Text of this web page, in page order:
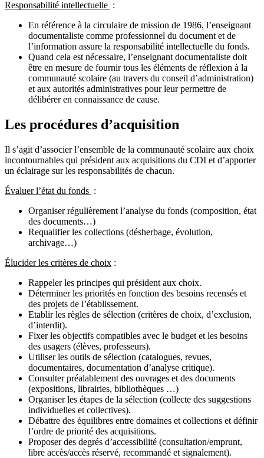
Responsabilité intellectuelle :
En référence à la circulaire de mission de 1986, l’enseignant
documentaliste comme professionnel du document et de
l’information assure la responsabilité intellectuelle du fonds.
Quand cela est nécessaire, l’enseignant documentaliste doit
être en mesure de fournir tous les éléments de réflexion à la
communauté scolaire (au travers du conseil d’administration)
et aux autorités administratives pour leur permettre de
délibérer en connaissance de cause.
Les procédures d’acquisition
Il s’agit d’associer l’ensemble de la communauté scolaire aux choix
incontournables qui président aux acquisitions du CDI et d’apporter
un éclairage sur les responsabilités de chacun.
Évaluer l’état du fonds :
Organiser régulièrement l’analyse du fonds (composition, état
des documents…)
Requalifier les collections (désherbage, évolution,
archivage…)
Élucider les critères de choix :
Rappeler les principes qui président aux choix.
Déterminer les priorités en fonction des besoins recensés et
des projets de l’établissement.
Etablir les règles de sélection (critères de choix, d’exclusion,
d’interdit).
Fixer les objectifs compatibles avec le budget et les besoins
des usagers (élèves, professeurs).
Utiliser les outils de sélection (catalogues, revues,
documentaires, documentation d’analyse critique).
Consulter préalablement des ouvrages et des documents
(expositions, librairies, bibliothèques …)
Organiser les étapes de la sélection (collecte des suggestions
individuelles et collectives).
Débattre des équilibres entre domaines et collections et définir
l’ordre de priorité des acquisitions.
Proposer des degrés d’accessibilité (consultation/emprunt,
libre accès/accès réservé, recommandé et signalement).